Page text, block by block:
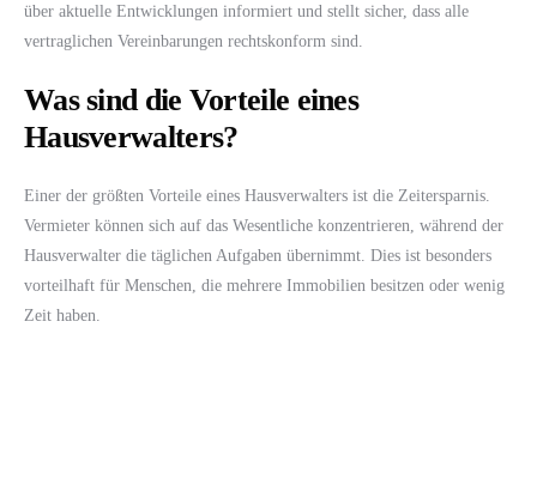
über aktuelle Entwicklungen informiert und stellt sicher, dass alle
vertraglichen Vereinbarungen rechtskonform sind.
Was sind die Vorteile eines
Hausverwalters?
Einer der größten Vorteile eines Hausverwalters ist die Zeitersparnis.
Vermieter können sich auf das Wesentliche konzentrieren, während der
Hausverwalter die täglichen Aufgaben übernimmt. Dies ist besonders
vorteilhaft für Menschen, die mehrere Immobilien besitzen oder wenig
Zeit haben.